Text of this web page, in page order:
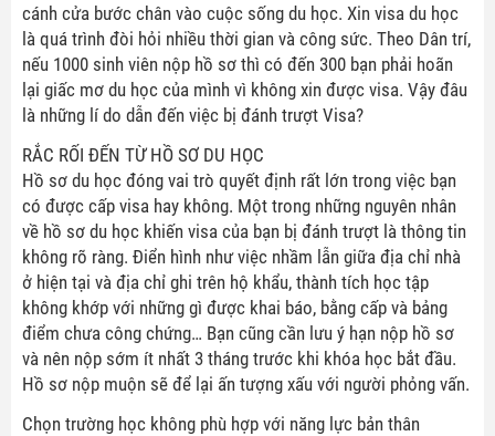
cánh cửa bước chân vào cuộc sống du học. Xin visa du học
là quá trình đòi hỏi nhiều thời gian và công sức. Theo Dân trí,
nếu 1000 sinh viên nộp hồ sơ thì có đến 300 bạn phải hoãn
lại giấc mơ du học của mình vì không xin được visa. Vậy đâu
là những lí do dẫn đến việc bị đánh trượt Visa?
RẮC RỐI ĐẾN TỪ HỒ SƠ DU HỌC
Hồ sơ du học đóng vai trò quyết định rất lớn trong việc bạn
có được cấp visa hay không. Một trong những nguyên nhân
về hồ sơ du học khiến visa của bạn bị đánh trượt là thông tin
không rõ ràng. Điển hình như việc nhầm lẫn giữa địa chỉ nhà
ở hiện tại và địa chỉ ghi trên hộ khẩu, thành tích học tập
không khớp với những gì được khai báo, bằng cấp và bảng
điểm chưa công chứng… Bạn cũng cần lưu ý hạn nộp hồ sơ
và nên nộp sớm ít nhất 3 tháng trước khi khóa học bắt đầu.
Hồ sơ nộp muộn sẽ để lại ấn tượng xấu với người phỏng vấn.
Chọn trường học không phù hợp với năng lực bản thân